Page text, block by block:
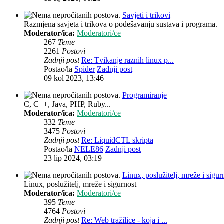
Savjeti i trikovi
Razmjena savjeta i trikova o podešavanju sustava i programa.
Moderator/ica: Moderatori/ce
267 Teme
2261 Postovi
Zadnji post Re: Tvikanje raznih linux p...
Postao/la Spider Zadnji post
09 kol 2023, 13:46
Programiranje
C, C++, Java, PHP, Ruby...
Moderator/ica: Moderatori/ce
332 Teme
3475 Postovi
Zadnji post Re: LiquidCTL skripta
Postao/la NELE86 Zadnji post
23 lip 2024, 03:19
Linux, poslužitelj, mreže i
Linux, poslužitelj, mreže i sigurnost
Moderator/ica: Moderatori/ce
395 Teme
4764 Postovi
Zadnji post Re: Web tražilice - koja i ...